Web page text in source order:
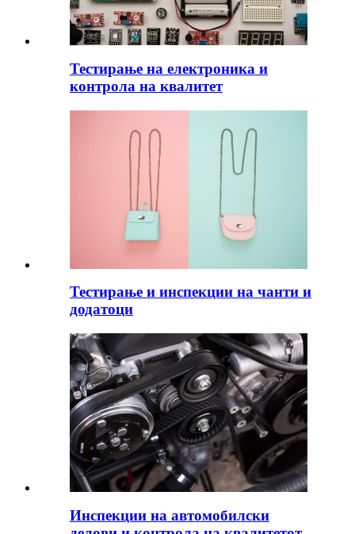
Тестирање на електроника и
контрола на квалитет
Тестирање и инспекции на чанти и
додатоци
Инспекции на автомобилски